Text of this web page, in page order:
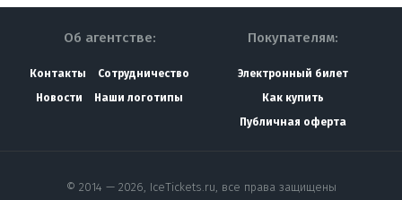
Об агентстве:
Контакты
Сотрудничество
Новости
Наши логотипы
Покупателям:
Электронный билет
Как купить
Публичная оферта
© 2014 — 2026, IceTickets.ru, все права защищены